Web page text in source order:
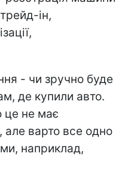
ін,
- чи зручно буде
де купили авто.
це не має
але варто все одно
наприклад,